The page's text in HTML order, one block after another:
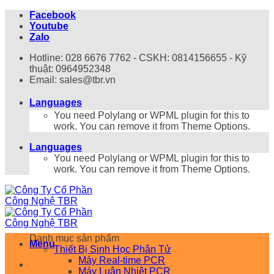
qua
Facebook
Youtube
Zalo
Hotline: 028 6676 7762 - CSKH: 0814156655 - Kỹ
thuật: 0964952348
Email: sales@tbr.vn
Languages
You need Polylang or WPML plugin for this to
work. You can remove it from Theme Options.
Languages
You need Polylang or WPML plugin for this to
work. You can remove it from Theme Options.
Menu
Danh mục sản phẩm
Thiết Bị Sinh Học Phân Tử
Máy Real-time PCR
Máy Luân Nhiệt PCR